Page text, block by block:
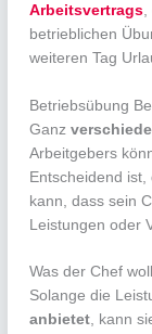
Arbeitsvertrags
betrieblichen
weiteren Tag
Betriebsübung
Ganz
Arbeitgebers
Entscheidend
kann, dass sein
Leistungen oder
Was der Chef
Solange die
anbietet, kann